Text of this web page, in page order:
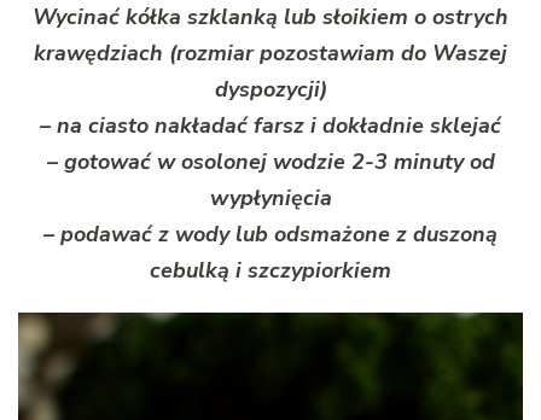
Wycinać kółka szklanką lub słoikiem o ostrych
krawędziach (rozmiar pozostawiam do Waszej
dyspozycji)
– na ciasto nakładać farsz i dokładnie sklejać
– gotować w osolonej wodzie 2-3 minuty od
wypłynięcia
– podawać z wody lub odsmażone z duszoną
cebulką i szczypiorkiem